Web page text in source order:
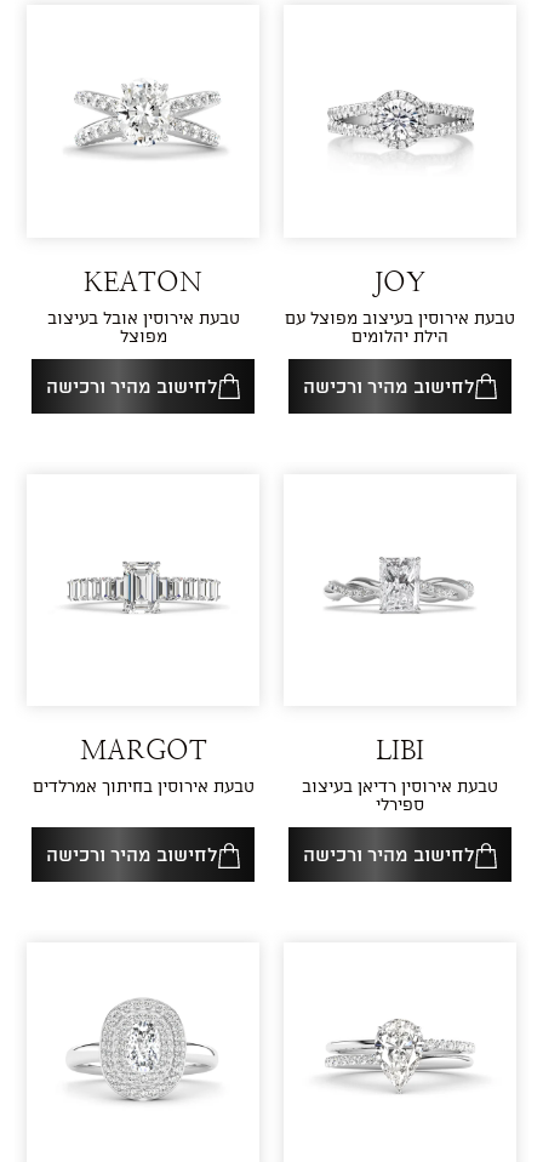
JOY
טבעת אירוסין בעיצוב מפוצל עם
הילת יהלומים
לחישוב מהיר ורכישה
KEATON
טבעת אירוסין אובל בעיצוב
מפוצל
לחישוב מהיר ורכישה
LIBI
טבעת אירוסין רדיאן בעיצוב
ספירלי
לחישוב מהיר ורכישה
MARGOT
טבעת אירוסין בחיתוך אמרלדים
לחישוב מהיר ורכישה